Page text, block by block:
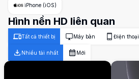
iPhone (iOS)
Hình nền HD liên quan
Tất cả thiết bị Máy bàn Điện thoại
Nhiều tải nhất Mới